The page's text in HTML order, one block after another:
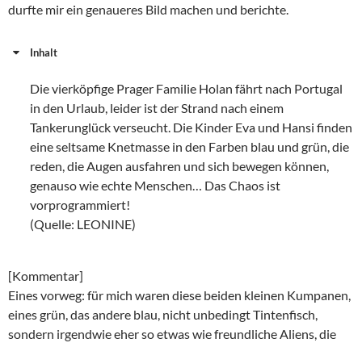
durfte mir ein genaueres Bild machen und berichte.
Inhalt
Die vierköpfige Prager Familie Holan fährt nach Portugal
in den Urlaub, leider ist der Strand nach einem
Tankerunglück verseucht. Die Kinder Eva und Hansi finden
eine seltsame Knetmasse in den Farben blau und grün, die
reden, die Augen ausfahren und sich bewegen können,
genauso wie echte Menschen… Das Chaos ist
vorprogrammiert!
(Quelle: LEONINE)
[Kommentar]
Eines vorweg: für mich waren diese beiden kleinen Kumpanen,
eines grün, das andere blau, nicht unbedingt Tintenfisch,
sondern irgendwie eher so etwas wie freundliche Aliens, die